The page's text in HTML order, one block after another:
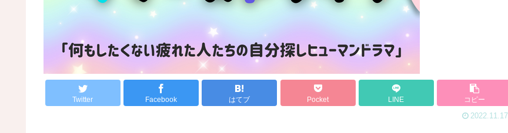
Twitter Facebook はてブ Pocket LINE コピー
2022.11.17